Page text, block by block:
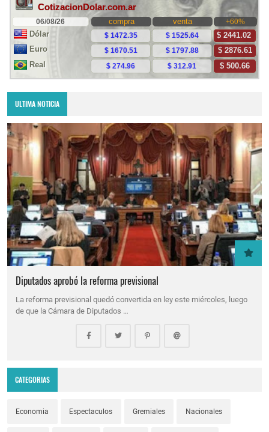
ULTIMA NOTICIA
Diputados aprobó la reforma previsional
La reforma previsional quedó convertida en ley este miércoles, luego
de que la Cámara de Diputados …
CATEGORIAS
Economia Espectaculos Gremiales Nacionales